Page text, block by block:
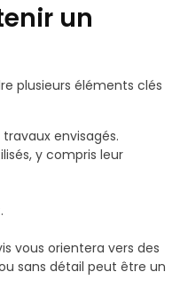
un
plusieurs éléments clés
envisagés.
y compris leur
vous orientera vers des
sans détail peut être un